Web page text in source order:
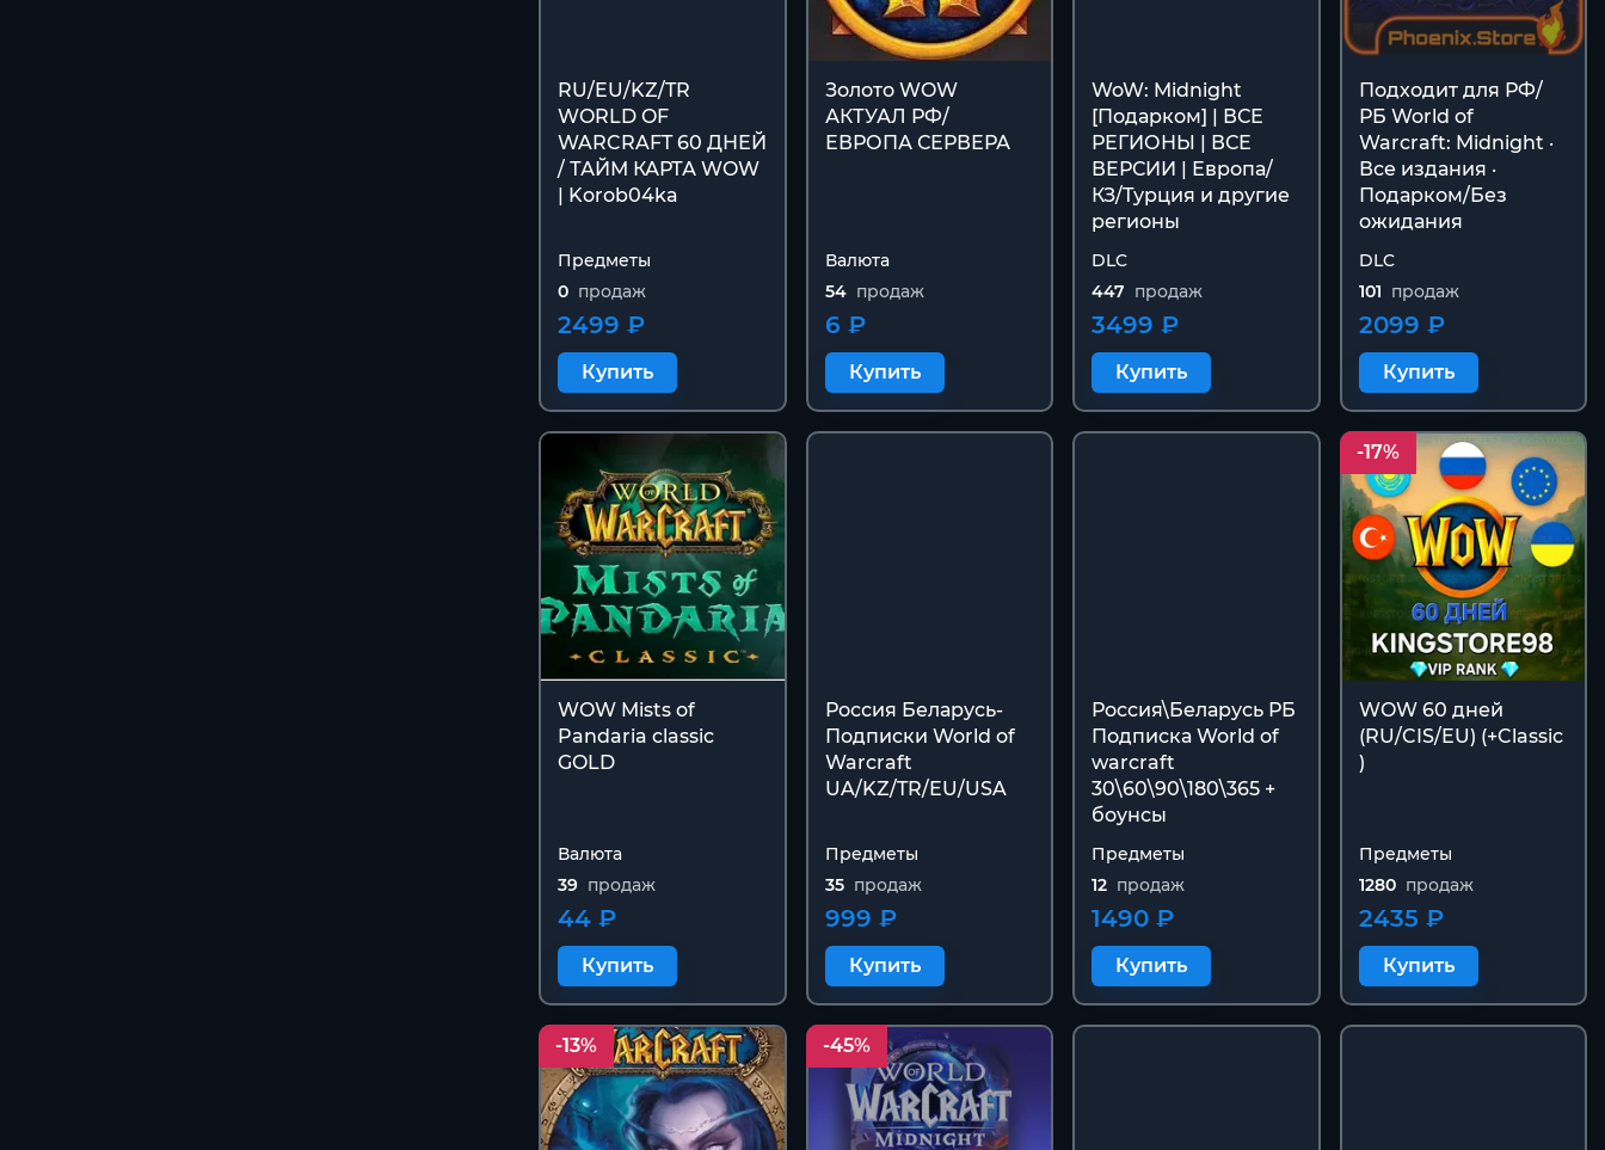
RU/EU/KZ/TR
WORLD OF
WARCRAFT 60 ДНЕЙ
/ ТАЙМ КАРТА WOW
| Korob04ka
Предметы
0 продаж
2499 ₽
Купить
Золото WOW
АКТУАЛ РФ/
ЕВРОПА СЕРВЕРА
Валюта
54 продаж
6 ₽
Купить
WoW: Midnight
[Подарком] | ВСЕ
РЕГИОНЫ | ВСЕ
ВЕРСИИ | Европа/
КЗ/Турция и другие
регионы
DLC
447 продаж
3499 ₽
Купить
Подходит для РФ/
РБ World of
Warcraft: Midnight ·
Все издания ·
Подарком/Без
ожидания
DLC
101 продаж
2099 ₽
Купить
WOW Mists of
Pandaria classic
GOLD
Валюта
39 продаж
44 ₽
Купить
Россия Беларусь-
Подписки World of
Warcraft
UA/KZ/TR/EU/USA
Предметы
35 продаж
999 ₽
Купить
Россия\Беларусь РБ
Подписка World of
warcraft
30\60\90\180\365 +
боунсы
Предметы
12 продаж
1490 ₽
Купить
-17%
WOW 60 дней
(RU/CIS/EU) (+Classic
)
Предметы
1280 продаж
2435 ₽
Купить
-13% -45%